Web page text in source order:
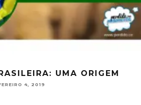
UMA ORIGEM
4, 2019